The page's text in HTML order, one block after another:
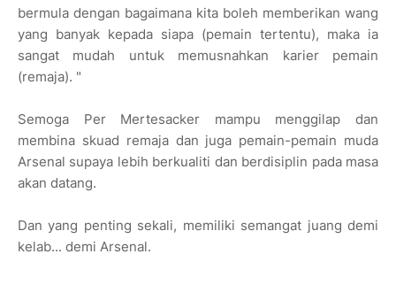
bermula dengan bagaimana kita boleh memberikan wang
yang banyak kepada siapa (pemain tertentu), maka ia
sangat mudah untuk memusnahkan karier pemain
(remaja). "
Semoga Per Mertesacker mampu menggilap dan
membina skuad remaja dan juga pemain-pemain muda
Arsenal supaya lebih berkualiti dan berdisiplin pada masa
akan datang.
Dan yang penting sekali, memiliki semangat juang demi
kelab... demi Arsenal.